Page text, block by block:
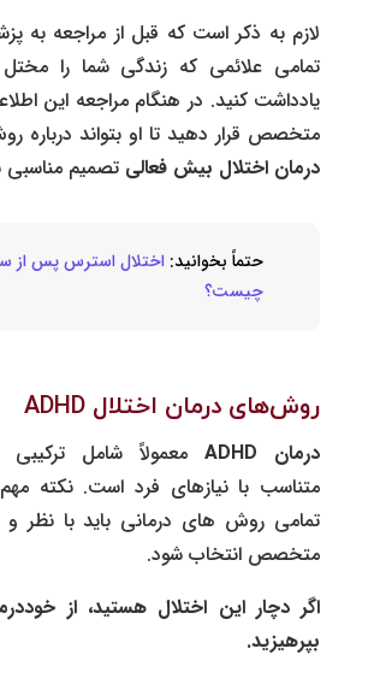
لازم‌ به ذکر است که قبل از مراجعه به
تمامی علائمی که زندگی شما را
یادداشت کنید. در هنگام مراجعه این
متخصص قرار دهید تا او بتواند درباره
درمان اختلال بیش فعالی تصمیم مناسبی
حتماً بخوانید:
چیست؟
روش‌های درمان اختلال ADHD
درمان ADHDمعمولاً شامل ترکیبی
متناسب با نیازهای فرد است. نکته
تمامی روش های درمانی باید با نظر
متخصص انتخاب شود.
اگر دچار این اختلال هستید، از
بپرهیزید.